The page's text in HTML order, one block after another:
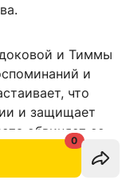
0
и Тиммы
и
что
и защищает
обвиняет ее
мирного финала